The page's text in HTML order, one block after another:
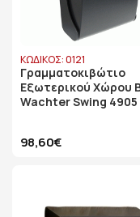
ΚΩΔΙΚΟΣ: 0121
Γραμματοκιβώτιο
Εξωτερικού Χώρου
Wachter Swing 4905
98,60€